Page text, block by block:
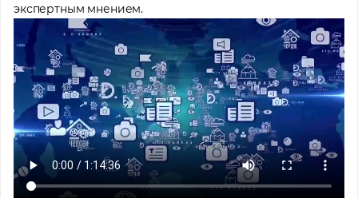
экспертным мнением.